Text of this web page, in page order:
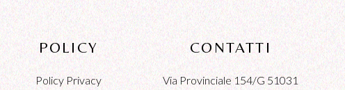
POLICY
Policy Privacy
CONTATTI
Via Provinciale 154/G 51031